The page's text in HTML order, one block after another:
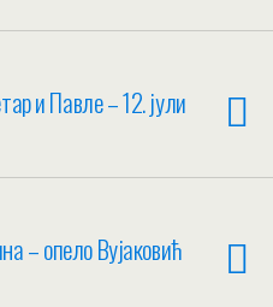
и Павле – 12. јули
– опело Вујаковић